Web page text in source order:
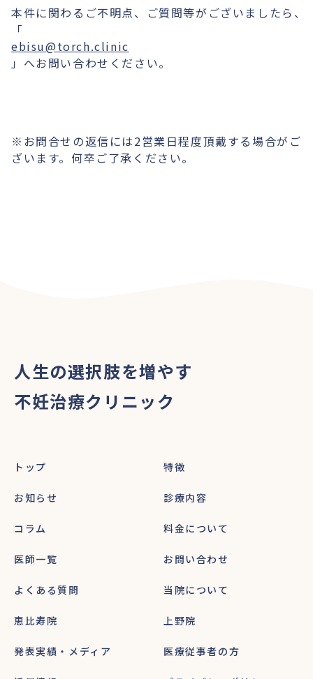
本件に関わるご不明点、ご質問等がございましたら、
「
ebisu@torch.clinic
」へお問い合わせください。
※お問合せの返信には2営業日程度頂戴する場合がご
ざいます。何卒ご了承ください。
人生の選択肢を増やす
不妊治療クリニック
トップ 特徴
お知らせ 診療内容
コラム 料金について
医師一覧 お問い合わせ
よくある質問 当院について
恵比寿院 上野院
発表実績・メディア 医療従事者の方